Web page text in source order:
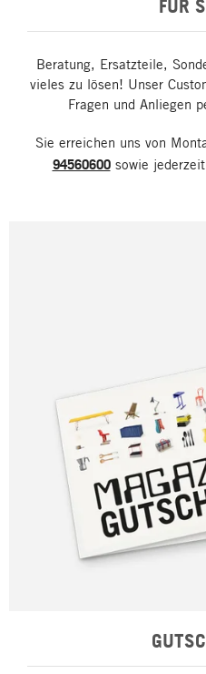
FÜR
Beratung, Ersatzteile,
vieles zu lösen! Unser
Fragen und Anliegen
Sie erreichen uns von
94560600sowie